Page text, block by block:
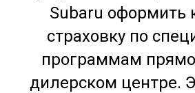
Subaru оформить
страховку по
программам
дилерском центре.